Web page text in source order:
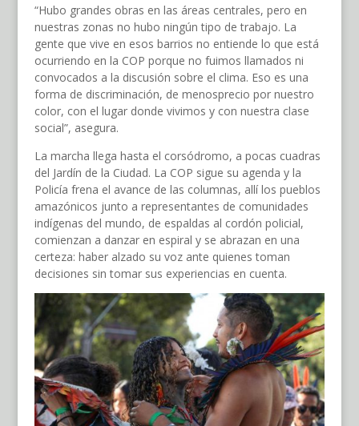
“Hubo grandes obras en las áreas centrales, pero en
nuestras zonas no hubo ningún tipo de trabajo. La
gente que vive en esos barrios no entiende lo que está
ocurriendo en la COP porque no fuimos llamados ni
convocados a la discusión sobre el clima. Eso es una
forma de discriminación, de menosprecio por nuestro
color, con el lugar donde vivimos y con nuestra clase
social”, asegura.
La marcha llega hasta el corsódromo, a pocas cuadras
del Jardín de la Ciudad. La COP sigue su agenda y la
Policía frena el avance de las columnas, allí los pueblos
amazónicos junto a representantes de comunidades
indígenas del mundo, de espaldas al cordón policial,
comienzan a danzar en espiral y se abrazan en una
certeza: haber alzado su voz ante quienes toman
decisiones sin tomar sus experiencias en cuenta.